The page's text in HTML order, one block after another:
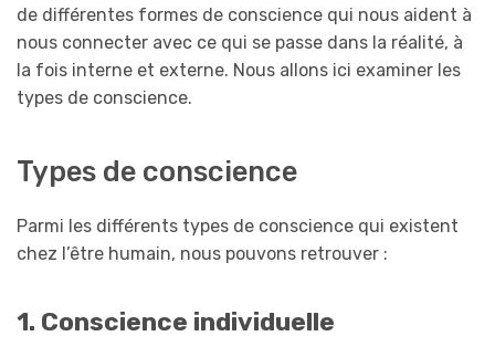
de différentes formes de conscience qui nous aident à
nous connecter avec ce qui se passe dans la réalité, à
la fois interne et externe. Nous allons ici examiner les
types de conscience.
Types de conscience
Parmi les différents types de conscience qui existent
chez l’être humain, nous pouvons retrouver :
1. Conscience individuelle